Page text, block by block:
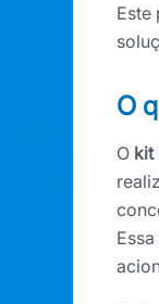
Este
O
O kit